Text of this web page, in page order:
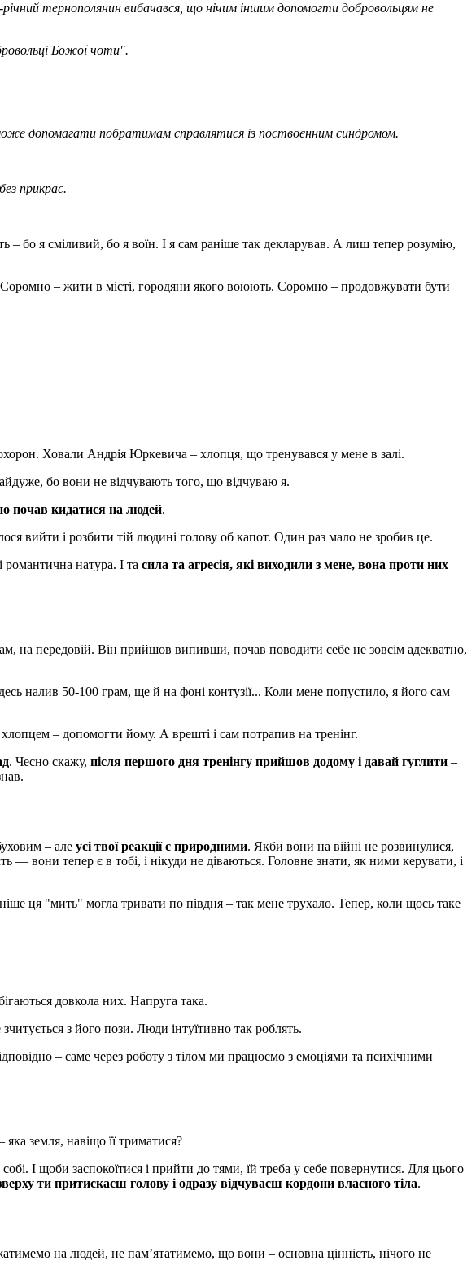
тернополянин вибачався, що нічим iншим допомогти добровольцям не
Божої чоти".
допомагати побратимам справлятися із поствоєнним синдромом.
прикрас.
– бо я сміливий, бо я воїн. І я сам раніше так декларував. А лиш тепер розумію,
– жити в місті, городяни якого воюють. Соромно – продовжувати бути
Ховали Андрія Юркевича – хлопця, що тренувався у мене в залі.
бо вони не відчувають того, що відчуваю я.
почав кидатися на людей.
вийти і розбити тій людині голову об капот. Один раз мало не зробив це.
натура. І та сила та агресія, які виходили з мене, вона проти них
на передовій. Він прийшов випивши, почав поводити себе не зовсім адекватно,
налив 50-100 грам, ще й на фоні контузії... Коли мене попустило, я його сам
– допомогти йому. А врешті і сам потрапив на тренінг.
. Чесно скажу, після першого дня тренінгу прийшов додому і давай гуглити –
– але усі твої реакції є природними. Якби вони на війні не розвинулися,
— вони тепер є в тобі, і нікуди не діваються. Головне знати, як ними керувати, і
ця "мить" могла тривати по півдня – так мене трухало. Тепер, коли щось таке
довкола них. Напруга така.
з його пози. Люди інтуїтивно так роблять.
– саме через роботу з тілом ми працюємо з емоціями та психічними
земля, навіщо її триматися?
І щоби заспокоїтися і прийти до тями, їй треба у себе повернутися. Для цього
ти притискаєш голову і одразу відчуваєш кордони власного тіла.
на людей, не пам’ятатимемо, що вони – основна цінність, нічого не